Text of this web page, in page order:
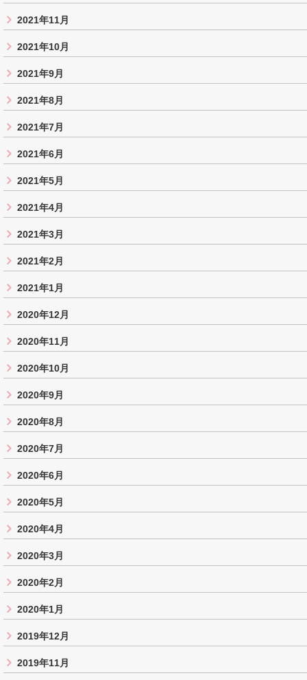
2021年11月
2021年10月
2021年9月
2021年8月
2021年7月
2021年6月
2021年5月
2021年4月
2021年3月
2021年2月
2021年1月
2020年12月
2020年11月
2020年10月
2020年9月
2020年8月
2020年7月
2020年6月
2020年5月
2020年4月
2020年3月
2020年2月
2020年1月
2019年12月
2019年11月